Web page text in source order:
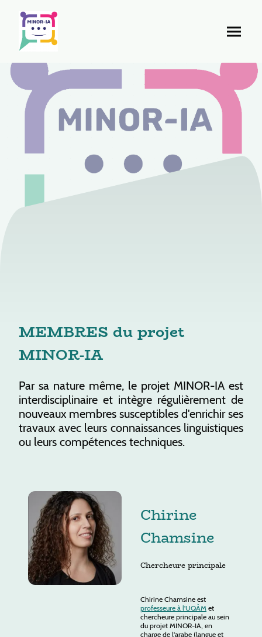
MEMBRES du projet
MINOR-IA
Par sa nature même, le projet MINOR-IA est
interdisciplinaire et intègre régulièrement de
nouveaux membres susceptibles d'enrichir ses
travaux avec leurs connaissances linguistiques
ou leurs compétences techniques.
Chirine
Chamsine
Chercheure principale
Chirine Chamsine est
professeure à l'UQÀM et
chercheure principale au sein
du projet MINOR-IA, en
charge de l'arabe (langue et